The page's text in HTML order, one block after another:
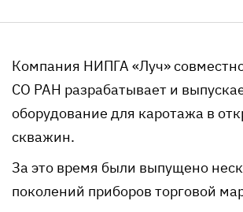
Компания НИПГА «Луч»
СО РАН разрабатывает и
оборудование для каротажа в
скважин.
За это время были выпущено
поколений приборов торговой